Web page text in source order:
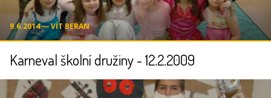
9.6.2014 ― VÍT BERAN
Karneval školní družiny - 12.2.2009